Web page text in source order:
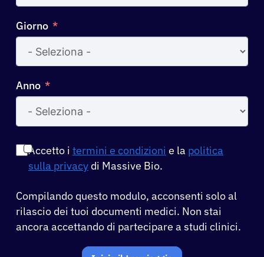
Giorno
Anno
Accetto i termini e condizioni e la politica
sulla privacy di Massive Bio.
Compilando questo modulo, acconsenti solo al
rilascio dei tuoi documenti medici. Non stai
ancora accettando di partecipare a studi clinici.